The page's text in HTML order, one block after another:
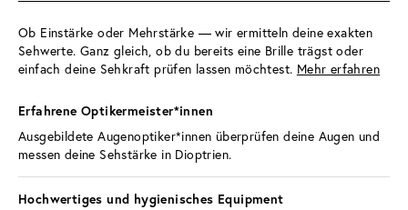
Ob Einstärke oder Mehrstärke — wir ermitteln deine exakten
Sehwerte. Ganz gleich, ob du bereits eine Brille trägst oder
einfach deine Sehkraft prüfen lassen möchtest. Mehr erfahren
Erfahrene Optikermeister*innen
Ausgebildete Augenoptiker*innen überprüfen deine Augen und
messen deine Sehstärke in Dioptrien.
Hochwertiges und hygienisches Equipment